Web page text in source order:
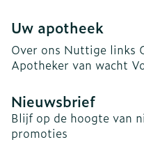
Uw apotheek
Over ons Nuttige links
Apotheker van wacht
Nieuwsbrief
Blijf op de hoogte van
promoties